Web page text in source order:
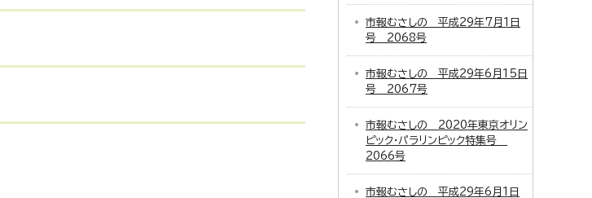
市報むさしの 平成29年7月1日
号 2068号
市報むさしの 平成29年6月15日
号 2067号
市報むさしの 2020年東京オリン
ピック・パラリンピック特集号
2066号
市報むさしの 平成29年6月1日